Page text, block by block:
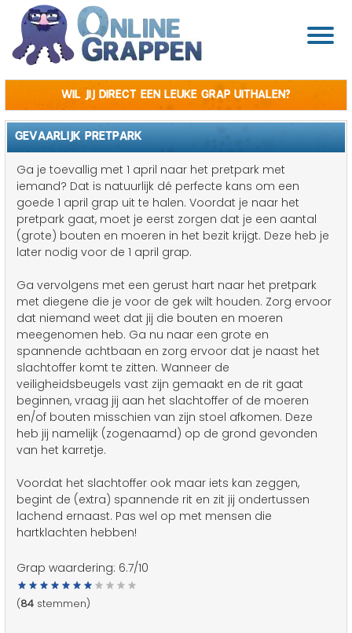
Wil jij direct een leuke grap uithalen?
GEVAARLIJK PRETPARK
Ga je toevallig met 1 april naar het pretpark met
iemand? Dat is natuurlijk dé perfecte kans om een
goede 1 april grap uit te halen. Voordat je naar het
pretpark gaat, moet je eerst zorgen dat je een aantal
(grote) bouten en moeren in het bezit krijgt. Deze heb je
later nodig voor de 1 april grap.
Ga vervolgens met een gerust hart naar het pretpark
met diegene die je voor de gek wilt houden. Zorg ervoor
dat niemand weet dat jij die bouten en moeren
meegenomen heb. Ga nu naar een grote en
spannende achtbaan en zorg ervoor dat je naast het
slachtoffer komt te zitten. Wanneer de
veiligheidsbeugels vast zijn gemaakt en de rit gaat
beginnen, vraag jij aan het slachtoffer of de moeren
en/of bouten misschien van zijn stoel afkomen. Deze
heb jij namelijk (zogenaamd) op de grond gevonden
van het karretje.
Voordat het slachtoffer ook maar iets kan zeggen,
begint de (extra) spannende rit en zit jij ondertussen
lachend ernaast. Pas wel op met mensen die
hartklachten hebben!
Grap waardering: 6.7/10
(84 stemmen)